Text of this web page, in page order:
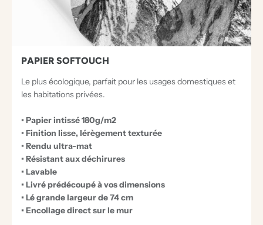
O
N
N
PAPIER SOFTOUCH
Le plus écologique, parfait pour les usages domestiques et
les habitations privées.
• Papier intissé 180g/m2
• Finition lisse, lérègement texturée
• Rendu ultra-mat
• Résistant aux déchirures
• Lavable
• Livré prédécoupé à vos dimensions
• Lé grande largeur de 74 cm
• Encollage direct sur le mur